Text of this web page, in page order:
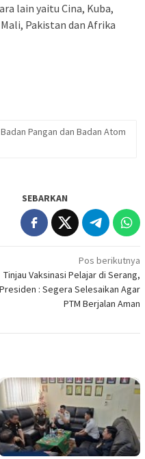
lain yaitu Cina, Kuba,
Pakistan dan Afrika
Pangan dan Badan Atom
SEBARKAN
Pos berikutnya
Tinjau Vaksinasi Pelajar di Serang,
Presiden : Segera Selesaikan Agar
PTM Berjalan Aman